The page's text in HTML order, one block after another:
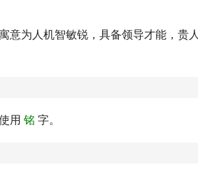
意为人机智敏锐，具备领导才能，贵人
用 铭 字。